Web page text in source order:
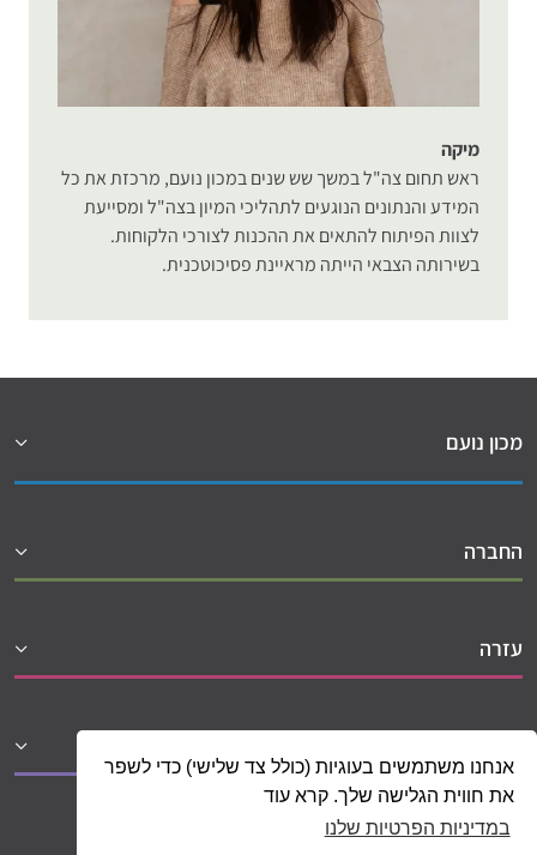
אנחנו משתמשים בעוגיות (כולל צד שלישי) כדי לשפר
את חווית הגלישה שלך. קרא עוד
במדיניות הפרטיות שלנו
מיקה
ראש תחום צה"ל במשך שש שנים במכון נועם, מרכזת את כל
המידע והנתונים הנוגעים לתהליכי המיון בצה"ל ומסייעת
לצוות הפיתוח להתאים את ההכנות לצורכי הלקוחות.
בשירותה הצבאי הייתה מראיינת פסיכוטכנית.
מכון נועם
החברה
עזרה